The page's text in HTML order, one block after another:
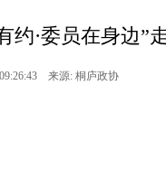
约·委员在身边”
09:26:43 来源: 桐庐政协